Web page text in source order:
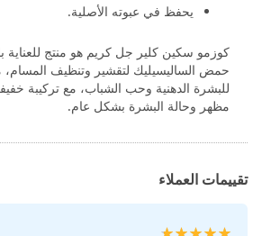
يحفظ في عبوته الأصلية.
كوزمو سكين كلير جل كريم هو منتج للعناية
حمض الساليسيليك لتقشير وتنظيف المسام،
للبشرة الدهنية وحب الشباب، مع تركيبة
مظهر وحالة البشرة بشكل عام.
تقييمات العملاء
تقييم: